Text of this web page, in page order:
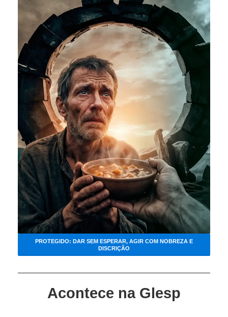
PROTEGIDO: DAR SEM ESPERAR, AGIR COM NOBREZA E
DISCRIÇÃO
Acontece na Glesp